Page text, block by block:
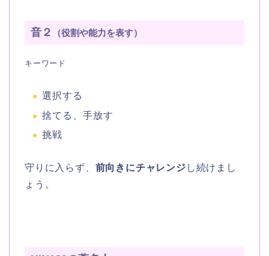
音２ （役割や能力を表す）
キーワード
選択する
捨てる、手放す
挑戦
守りに入らず、 前向きにチャレンジ し続けまし
ょう。